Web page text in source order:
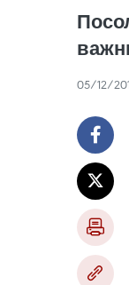
05/12/